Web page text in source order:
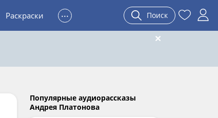
Раскраски ... Поиск
Популярные аудиорассказы
Андрея Платонова